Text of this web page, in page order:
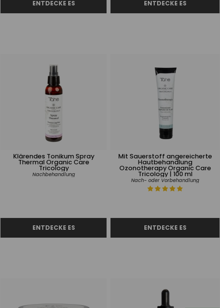
Klärendes Tonikum Spray
Thermal Organic Care
Tricology
Nachbehandlung
Mit Sauerstoff angereicherte
Hautbehandlung
Ozonotherapy Organic Care
Tricology | 100 ml
Nach- oder Vorbehandlung